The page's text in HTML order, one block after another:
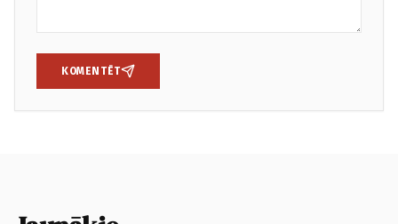
KOMENTĒT